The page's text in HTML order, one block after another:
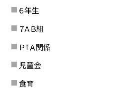
６年生
７ＡＢ組
ＰＴＡ関係
児童会
食育